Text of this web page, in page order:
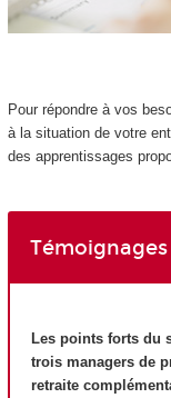
Pour répondre à vos
à la situation de votre
des apprentissages
Témoignages
Les points forts du
trois managers de
retraite